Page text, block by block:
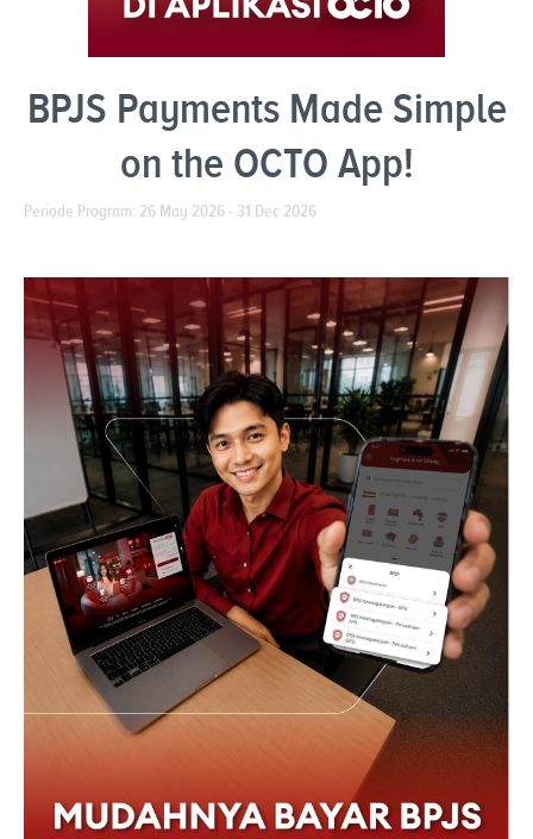
BPJS Payments Made Simple
on the OCTO App!
Periode Program: 26 May 2026 - 31 Dec 2026